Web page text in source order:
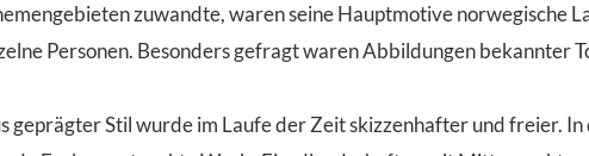
zuwandte, waren seine Hauptmotive norwegische
Personen. Besonders gefragt waren Abbildungen bekannter
geprägter Stil wurde im Laufe der Zeit skizzenhafter und freier. In